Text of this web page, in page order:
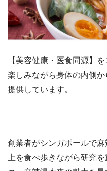
【美容健康・医食同源】
楽しみながら身体の内側
提供しています。
創業者がシンガポールで
上を食べ歩きながら研究